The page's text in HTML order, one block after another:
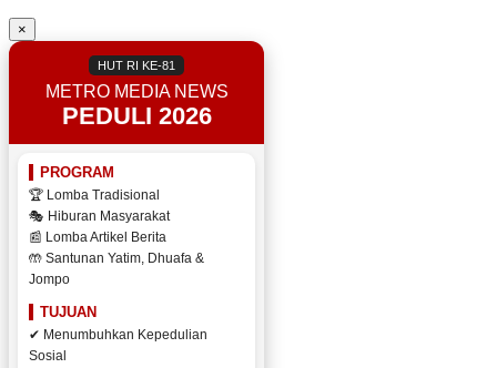
×
HUT RI KE-81
METRO MEDIA NEWS
PEDULI 2026
PROGRAM
🏆 Lomba Tradisional
🎭 Hiburan Masyarakat
📰 Lomba Artikel Berita
🤲 Santunan Yatim, Dhuafa &
Jompo
TUJUAN
✔ Menumbuhkan Kepedulian
Sosial